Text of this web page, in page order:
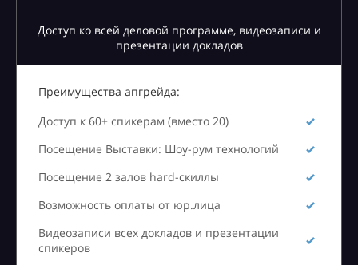
Доступ ко всей деловой программе, видеозаписи и
презентации докладов
Преимущества апгрейда:
Доступ к 60+ спикерам (вместо 20)
Посещение Выставки: Шоу-рум технологий
Посещение 2 залов hard-скиллы
Возможность оплаты от юр.лица
Видеозаписи всех докладов и презентации
спикеров